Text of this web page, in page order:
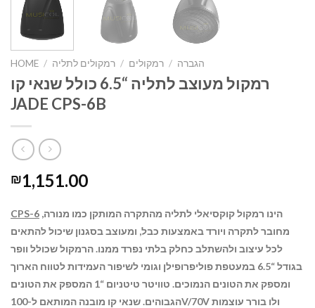
HOME / הגברה / רמקולים / רמקולים לתליה
רמקול מעוצב לתליה “6.5 כולל שנאי קו
JADE CPS-6B
₪1,151.00
CPS-6
מחובר לתקרה ויורד באמצעות כבל, ומעוצב בסגנון שיכול להתאים
לכל עיצוב ולהשתלב כחלק בלתי נפרד ממנו. הרמקול שכולל וופר
בגודל “6.5 במעטפת פוליפרופילן וגומי לשיפור העמידות לטווח הארוך
ומספק את הטונים הנמוכים. טוויטר טיטניום “1 המספק את הטונים
הגבוהים. שנאי קו מובנה המותאם ל-100V/70V ולו בורר עוצמות